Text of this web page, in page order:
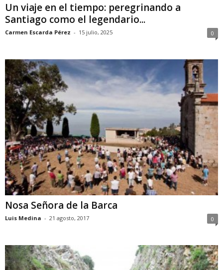
Un viaje en el tiempo: peregrinando a
Santiago como el legendario...
Carmen Escarda Pérez - 15 julio, 2025 0
Nosa Señora de la Barca
Luis Medina - 21 agosto, 2017 0